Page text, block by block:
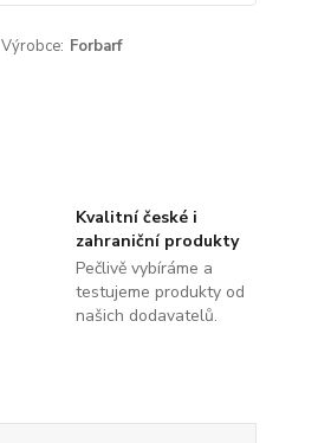
Výrobce: Forbarf
Kvalitní české i
zahraniční produkty
Pečlivě vybíráme a
testujeme produkty od
našich dodavatelů.